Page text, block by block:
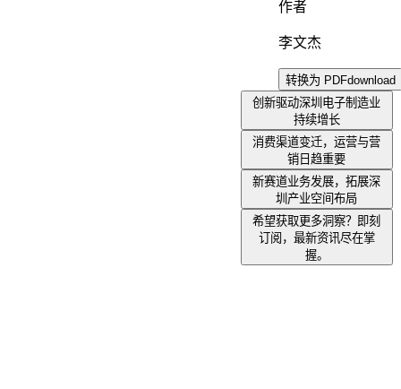
作者
李文杰
转换为 PDFdownload
创新驱动深圳电子制造业
持续增长
消费渠道变迁，运营与营
销日趋重要
新赛道业务发展，拓展深
圳产业空间布局
希望获取更多洞察？即刻
订阅，最新资讯尽在掌
握。